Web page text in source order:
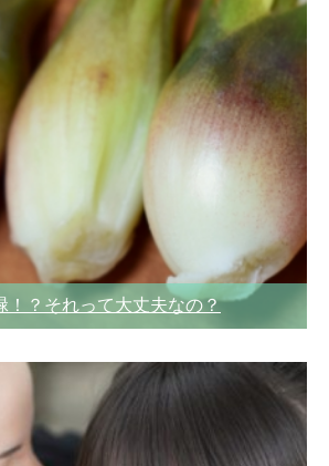
！？それって大丈夫なの？